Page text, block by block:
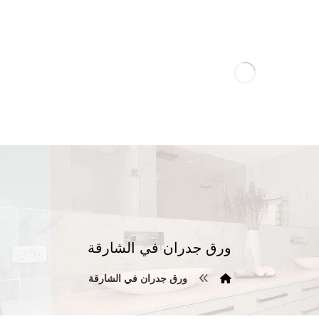
ورق جدران في الشارقة
ورق جدران في الشارقة